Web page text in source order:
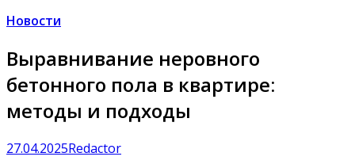
Новости
Выравнивание неровного
бетонного пола в квартире:
методы и подходы
27.04.2025Redactor